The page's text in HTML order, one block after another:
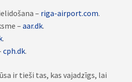
– riga-airport.com.
– aar.dk.
.
cph.dk.
ir tieši tas, kas vajadzīgs, lai